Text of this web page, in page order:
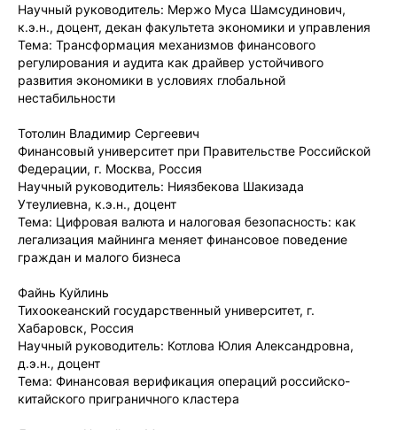
Научный руководитель: Мержо Муса Шамсудинович,
к.э.н., доцент, декан факультета экономики и управления
Тема: Трансформация механизмов финансового
регулирования и аудита как драйвер устойчивого
развития экономики в условиях глобальной
нестабильности
Тотолин Владимир Сергеевич
Финансовый университет при Правительстве Российской
Федерации, г. Москва, Россия
Научный руководитель: Ниязбекова Шакизада
Утеулиевна, к.э.н., доцент
Тема: Цифровая валюта и налоговая безопасность: как
легализация майнинга меняет финансовое поведение
граждан и малого бизнеса
Файнь Куйлинь
Тихоокеанский государственный университет, г.
Хабаровск, Россия
Научный руководитель: Котлова Юлия Александровна,
д.э.н., доцент
Тема: Финансовая верификация операций российско-
китайского приграничного кластера